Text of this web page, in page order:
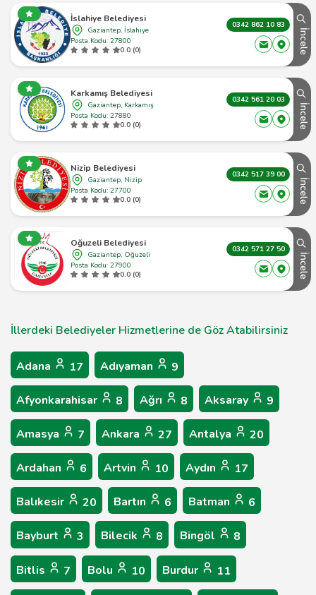
İslahiye Belediyesi
Gaziantep, İslahiye
Posta Kodu: 27800
0.0 (0)
0342 862 10 83
İncele
Karkamış Belediyesi
Gaziantep, Karkamış
Posta Kodu: 27880
0.0 (0)
0342 561 20 03
İncele
Nizip Belediyesi
Gaziantep, Nizip
Posta Kodu: 27700
0.0 (0)
0342 517 39 00
İncele
Oğuzeli Belediyesi
Gaziantep, Oğuzeli
Posta Kodu: 27900
0.0 (0)
0342 571 27 50
İncele
İllerdeki Belediyeler Hizmetlerine de Göz Atabilirsiniz
Adana 17 Adıyaman 9
Afyonkarahisar 8 Ağrı 8 Aksaray 9
Amasya 7 Ankara 27 Antalya 20
Ardahan 6 Artvin 10 Aydın 17
Balıkesir 20 Bartın 6 Batman 6
Bayburt 3 Bilecik 8 Bingöl 8
Bitlis 7 Bolu 10 Burdur 11